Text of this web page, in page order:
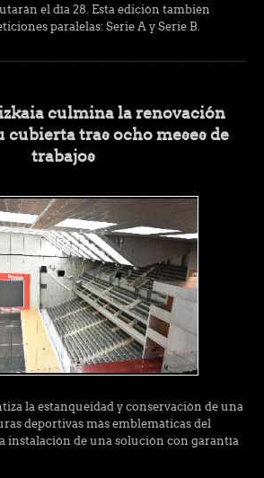
el día 28. Esta edición también
paralelas: Serie A y Serie B.
culmina la renovación
cubierta tras ocho meses de
trabajos
la estanqueidad y conservación de una
deportivas más emblemáticas del
instalación de una solución con garantía